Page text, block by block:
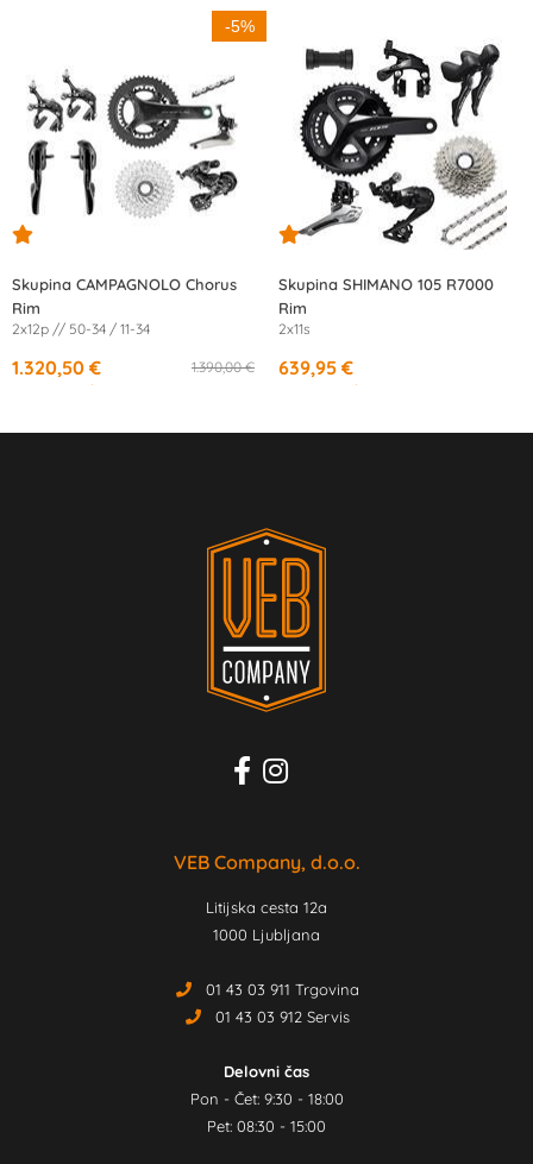
-5%
Skupina CAMPAGNOLO Chorus
Rim
2x12p // 50-34 / 11-34
1.390,00 €
1.320,50 €
/mesec
Skupina SHIMANO 105 R7000
Rim
2x11s
639,95 €
/mesec
VEB Company, d.o.o.
Litijska cesta 12a
1000 Ljubljana
01 43 03 911 Trgovina
01 43 03 912 Servis
Delovni čas
Pon - Čet: 9:30 - 18:00
Pet: 08:30 - 15:00